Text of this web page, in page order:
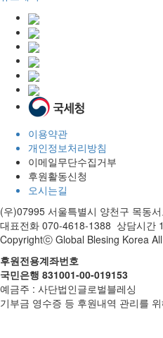
이용약관
개인정보처리방침
이메일무단수집거부
후원활동신청
오시는길
(우)07995 서울특별시 양천구 목동
대표전화 070-4618-1388 상담시간
Copyrightⓒ Global Blesing Korea
후원전용계좌번호
국민은행 831001-00-019153
예금주 : 사단법인글로벌블레싱
기부금 영수증 등 후원내역 관리를